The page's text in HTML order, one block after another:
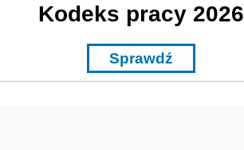
Kodeks pracy 2026
Sprawdź